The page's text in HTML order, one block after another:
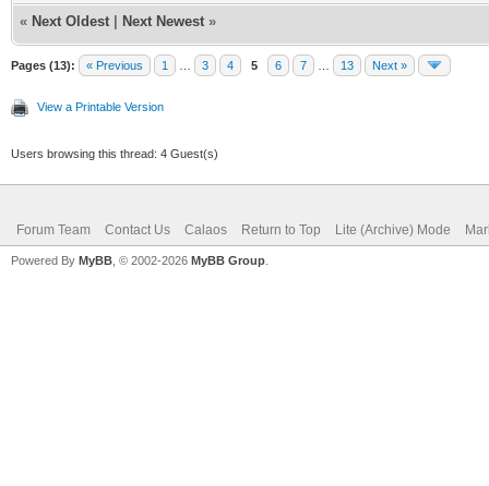
« Next Oldest Next Newest »
Pages (13): « Previous 1 3 4 5 6 7 13 Next »
View a Printable Version
Users browsing this thread: 4 Guest(s)
Forum Team Contact Us Calaos Return to Top Lite (Archive) Mode
Powered By MyBB , © 2002-2026 MyBB Group